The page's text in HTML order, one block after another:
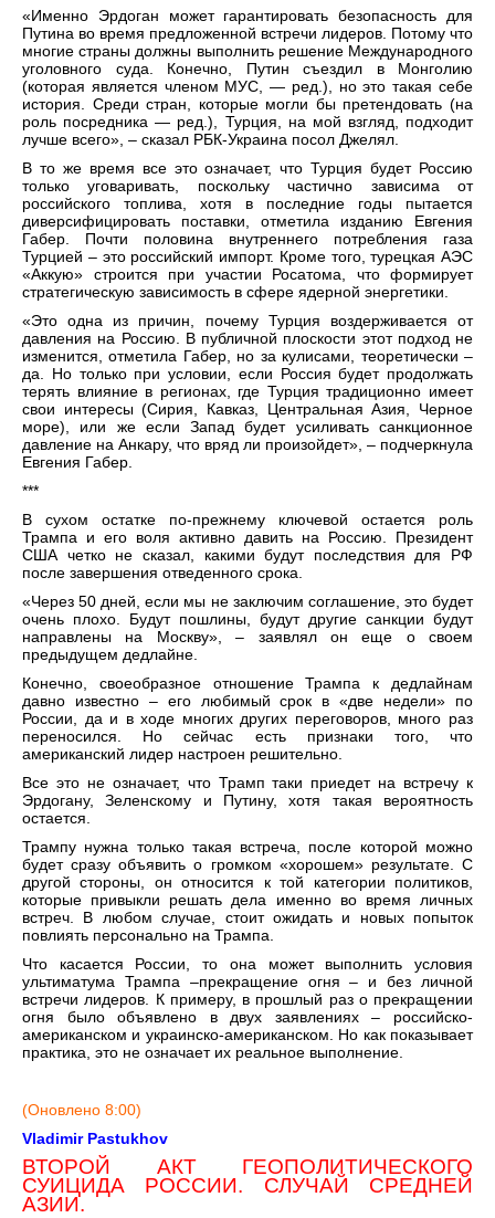
«Именно Эрдоган может гарантировать безопасность для
Путина во время предложенной встречи лидеров. Потому что
многие страны должны выполнить решение Международного
уголовного суда. Конечно, Путин съездил в Монголию
(которая является членом МУС, — ред.), но это такая себе
история. Среди стран, которые могли бы претендовать (на
роль посредника — ред.), Турция, на мой взгляд, подходит
лучше всего», – сказал РБК-Украина посол Джелял.
В то же время все это означает, что Турция будет Россию
только уговаривать, поскольку частично зависима от
российского топлива, хотя в последние годы пытается
диверсифицировать поставки, отметила изданию Евгения
Габер. Почти половина внутреннего потребления газа
Турцией – это российский импорт. Кроме того, турецкая АЭС
«Аккую» строится при участии Росатома, что формирует
стратегическую зависимость в сфере ядерной энергетики.
«Это одна из причин, почему Турция воздерживается от
давления на Россию. В публичной плоскости этот подход не
изменится, отметила Габер, но за кулисами, теоретически –
да. Но только при условии, если Россия будет продолжать
терять влияние в регионах, где Турция традиционно имеет
свои интересы (Сирия, Кавказ, Центральная Азия, Черное
море), или же если Запад будет усиливать санкционное
давление на Анкару, что вряд ли произойдет», – подчеркнула
Евгения Габер.
***
В сухом остатке по-прежнему ключевой остается роль
Трампа и его воля активно давить на Россию. Президент
США четко не сказал, какими будут последствия для РФ
после завершения отведенного срока.
«Через 50 дней, если мы не заключим соглашение, это будет
очень плохо. Будут пошлины, будут другие санкции будут
направлены на Москву», – заявлял он еще о своем
предыдущем дедлайне.
Конечно, своеобразное отношение Трампа к дедлайнам
давно известно – его любимый срок в «две недели» по
России, да и в ходе многих других переговоров, много раз
переносился. Но сейчас есть признаки того, что
американский лидер настроен решительно.
Все это не означает, что Трамп таки приедет на встречу к
Эрдогану, Зеленскому и Путину, хотя такая вероятность
остается.
Трампу нужна только такая встреча, после которой можно
будет сразу объявить о громком «хорошем» результате. С
другой стороны, он относится к той категории политиков,
которые привыкли решать дела именно во время личных
встреч. В любом случае, стоит ожидать и новых попыток
повлиять персонально на Трампа.
Что касается России, то она может выполнить условия
ультиматума Трампа –прекращение огня – и без личной
встречи лидеров. К примеру, в прошлый раз о прекращении
огня было объявлено в двух заявлениях – российско-
американском и украинско-американском. Но как показывает
практика, это не означает их реальное выполнение.
(Оновлено 8:00)
Vladimir Pastukhov
ВТОРОЙ АКТ ГЕОПОЛИТИЧЕСКОГО
СУИЦИДА РОССИИ. СЛУЧАЙ СРЕДНЕЙ
АЗИИ.